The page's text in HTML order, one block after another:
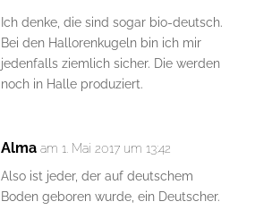
Ich denke, die sind sogar bio-deutsch.
Bei den Hallorenkugeln bin ich mir
jedenfalls ziemlich sicher. Die werden
noch in Halle produziert.
Alma am 1. Mai 2017 um 13:42
Also ist jeder, der auf deutschem
Boden geboren wurde, ein Deutscher.